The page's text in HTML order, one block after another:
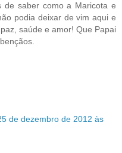
de saber como a Maricota e
podia deixar de vim aqui e
saúde e amor! Que Papai
de dezembro de 2012 às